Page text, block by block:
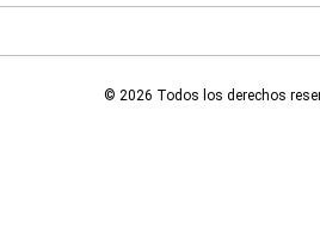
© 2026 Todos los derechos